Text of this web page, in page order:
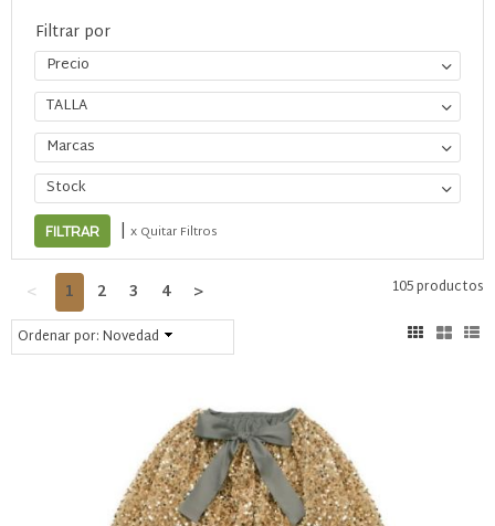
Filtrar por
Precio
TALLA
Marcas
Stock
| x Quitar Filtros
< 1 2 3 4 > 105 productos
Ordenar por:Novedad